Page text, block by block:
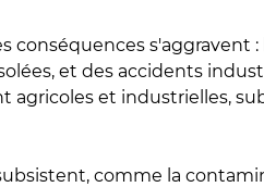
conséquences s'aggravent
et des accidents
agricoles et industrielles,
comme la